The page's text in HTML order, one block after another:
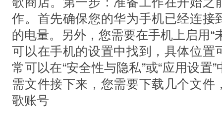
作。首先确保您的华为手机已经连接
的电量。另外，您需要在手机上启用“
可以在手机的设置中找到，具体位置
常可以在“安全性与隐私”或“应用设置
需文件接下来，您需要下载几个文件
歌账号